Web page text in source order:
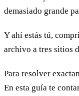
demasiado grande
Y ahí estás tú,
archivo a tres sitios
Para resolver
En esta guía te